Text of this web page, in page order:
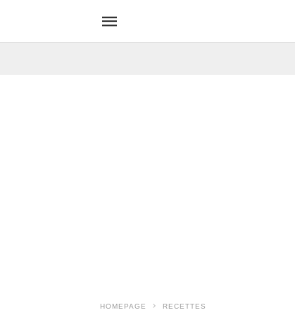
HOMEPAGE RECETTES